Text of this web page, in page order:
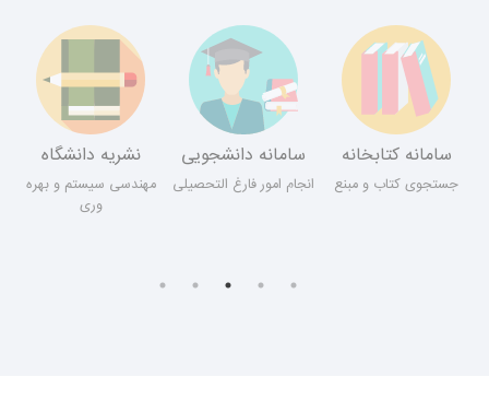
دانشگاه
سیستم و بهره
سامانه تغذیه
رزرو و لغو غذا
دفتر هیات نظارت و
ارزیابی
بررسی پرونده آموزشی
ثبت